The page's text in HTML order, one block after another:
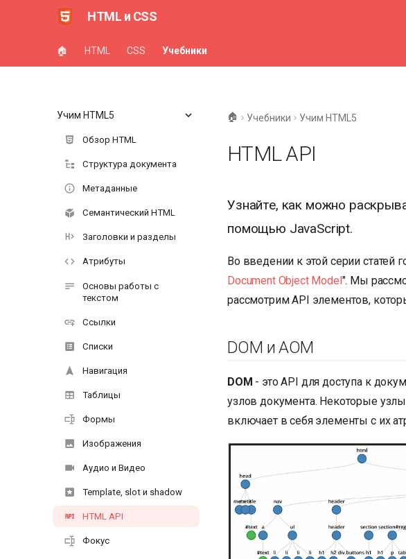
HTML и CSS
🏠 HTML CSS Учебники
Учим HTML5
Обзор HTML
Структура документа
Метаданные
Семантический HTML
Заголовки и разделы
Атрибуты
Основы работы с
текстом
Ссылки
Списки
Навигация
Таблицы
Формы
Изображения
Аудио и Видео
Template, slot и shadow
HTML API
Фокус
🏠 Учебники Учим HTML5
HTML API
Узнайте, как можно
помощью JavaScript.
Во введении к этой серии статей
Document Object Model". Мы
рассмотрим API элементов,
DOM и AOM
DOM - это API для доступа к
узлов документа. Некоторые
включает в себя элементы с их